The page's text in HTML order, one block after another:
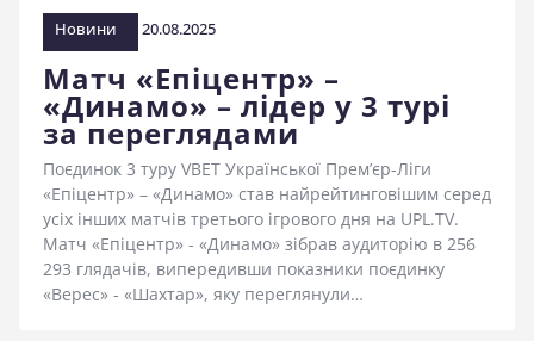
Новини 20.08.2025
Матч «Епіцентр» –
«Динамо» – лідер у 3 турі
за переглядами
Поєдинок 3 туру VBET Української Прем’єр-Ліги
«Епіцентр» – «Динамо» став найрейтинговішим серед
усіх інших матчів третього ігрового дня на UPL.TV.
Матч «Епіцентр» - «Динамо» зібрав аудиторію в 256
293 глядачів, випередивши показники поєдинку
«Верес» - «Шахтар», яку переглянули…